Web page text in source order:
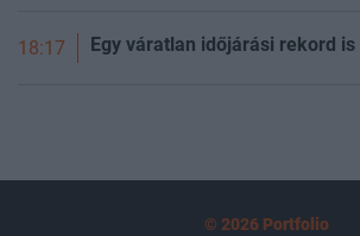
18:17 Egy váratlan időjárási rekord
© 2026 Portfolio